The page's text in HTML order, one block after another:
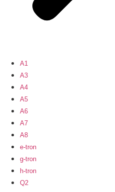
A1
A3
A4
A5
A6
A7
A8
e-tron
g-tron
h-tron
Q2